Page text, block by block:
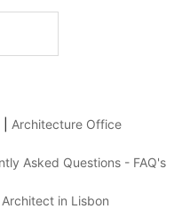
Architecture Office
Asked Questions - FAQ's
Architect in Lisbon